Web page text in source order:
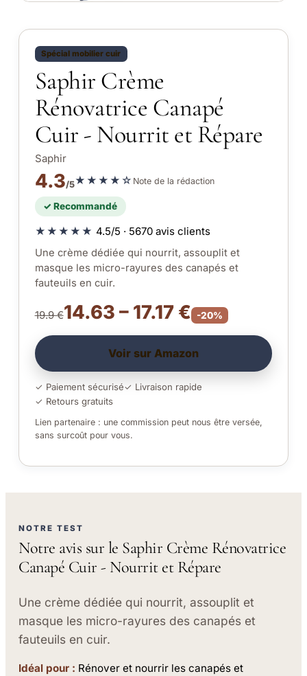
Spécial mobilier cuir
Saphir Crème
Rénovatrice Canapé
Cuir - Nourrit et Répare
Saphir
4.3/5★★★★☆ Note de la rédaction
✓ Recommandé
★★★★★ 4.5/5 · 5670 avis clients
Une crème dédiée qui nourrit, assouplit et
masque les micro-rayures des canapés et
fauteuils en cuir.
19.9 €14.63 – 17.17 € -20%
Voir sur Amazon
✓ Paiement sécurisé✓ Livraison rapide
✓ Retours gratuits
Lien partenaire : une commission peut nous être versée,
sans surcoût pour vous.
NOTRE TEST
Notre avis sur le Saphir Crème Rénovatrice
Canapé Cuir - Nourrit et Répare
Une crème dédiée qui nourrit, assouplit et
masque les micro-rayures des canapés et
fauteuils en cuir.
Idéal pour : Rénover et nourrir les canapés et